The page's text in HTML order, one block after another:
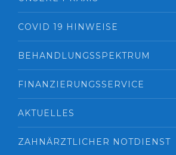
COVID 19 HINWEISE
BEHANDLUNGSSPEKTRUM
FINANZIERUNGSSERVICE
AKTUELLES
ZAHNÄRZTLICHER NOTDIENST